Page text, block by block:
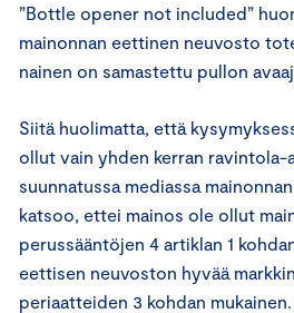
”Bottle opener not included”
mainonnan eettinen neuvosto
nainen on samastettu pullon
Siitä huolimatta, että
ollut vain yhden kerran ravintola-
suunnatussa mediassa
katsoo, ettei mainos ole ollut
perussääntöjen 4 artiklan 1
eettisen neuvoston hyvää
periaatteiden 3 kohdan mukainen.